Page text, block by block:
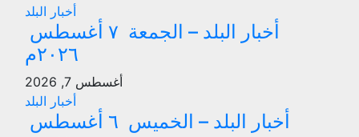
أخبار البلد
أخبار البلد – الجمعة ٧ أغسطس
٢٠٢٦م
أغسطس 7, 2026
أخبار البلد
أخبار البلد – الخميس ٦ أغسطس